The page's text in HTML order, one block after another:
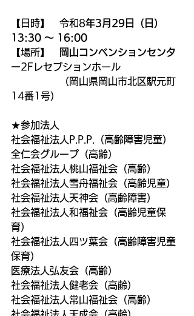
【日時】　令和8年3月29日（日）
13:30 ～ 16:00
【場所】
岡山コンベンションセンタ
ー2Fレセプションホール
（岡山県岡山市北区駅元町
14番1号）
★参加法人
社会福祉法人P.P.P.（高齢障害児童）
全仁会グループ（高齢）
社会福祉法人桃山福祉会（高齢）
社会福祉法人雪舟福祉会（高齢児童）
社会福祉法人天神会（高齢障害）
社会福祉法人和福祉会（高齢児童保
育）
社会福祉法人四ツ葉会（高齢障害児童
保育）
医療法人弘友会（高齢）
社会福祉法人健老会（高齢）
社会福祉法人常山福祉会（高齢）